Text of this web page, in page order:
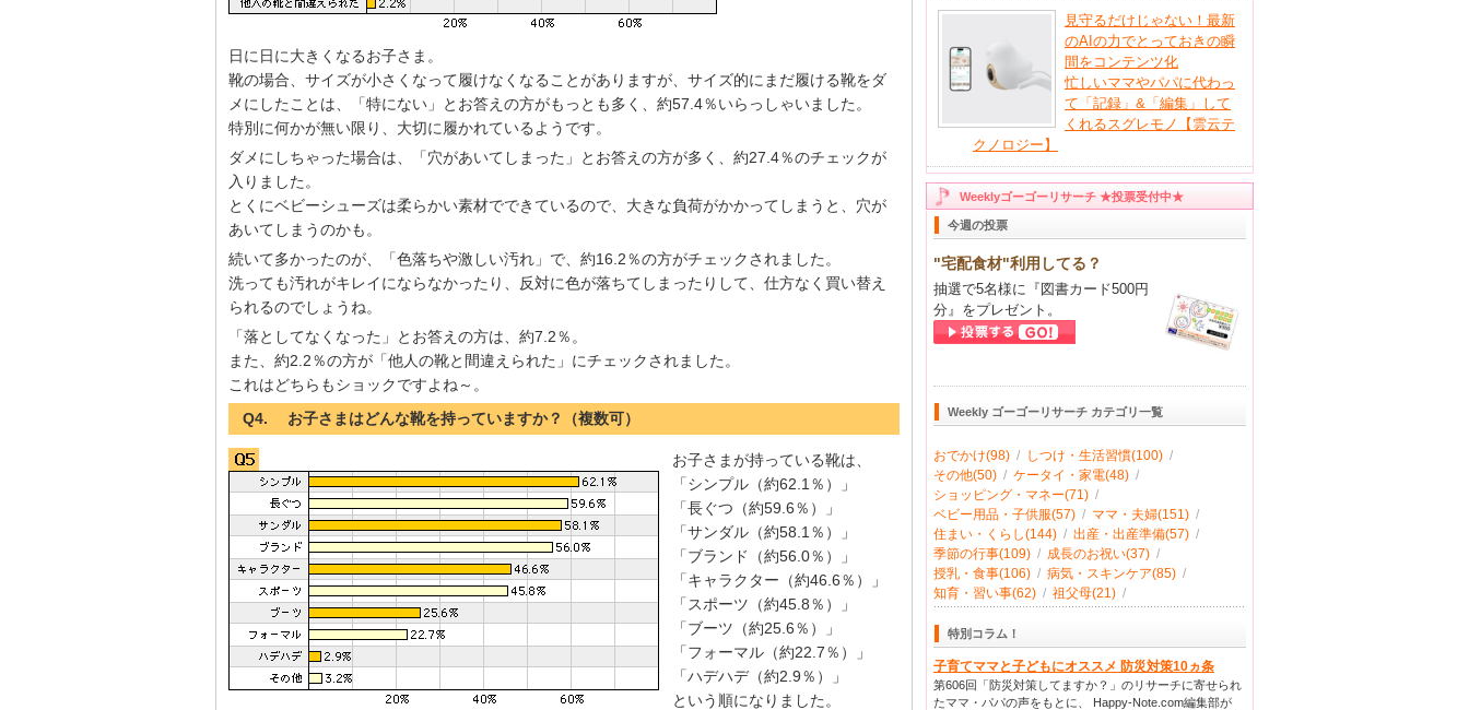
日に日に大きくなるお子さま。
靴の場合、サイズが小さくなって履けなくなることがありますが、サイズ的にまだ履ける靴をダ
メにしたことは、「特にない」とお答えの方がもっとも多く、約57.4％いらっしゃいました。
特別に何かが無い限り、大切に履かれているようです。
ダメにしちゃった場合は、「穴があいてしまった」とお答えの方が多く、約27.4％のチェックが
入りました。
とくにベビーシューズは柔らかい素材でできているので、大きな負荷がかかってしまうと、穴が
あいてしまうのかも。
続いて多かったのが、「色落ちや激しい汚れ」で、約16.2％の方がチェックされました。
洗っても汚れがキレイにならなかったり、反対に色が落ちてしまったりして、仕方なく買い替え
られるのでしょうね。
「落としてなくなった」とお答えの方は、約7.2％。
また、約2.2％の方が「他人の靴と間違えられた」にチェックされました。
これはどちらもショックですよね～。
Q4. お子さまはどんな靴を持っていますか？（複数可）
お子さまが持っている靴は、
「シンプル（約62.1％）」
「長ぐつ（約59.6％）」
「サンダル（約58.1％）」
「ブランド（約56.0％）」
「キャラクター（約46.6％）」
「スポーツ（約45.8％）」
「ブーツ（約25.6％）」
「フォーマル（約22.7％）」
「ハデハデ（約2.9％）」
という順になりました。
見守るだけじゃない！最新
のAIの力でとっておきの瞬
間をコンテンツ化
忙しいママやパパに代わっ
て「記録」&「編集」して
くれるスグレモノ【雲云テ
クノロジー】
Weeklyゴーゴーリサーチ ★投票受付中★
今週の投票
"宅配食材"利用してる？
抽選で5名様に『図書カード500円
分』をプレゼント。
Weekly ゴーゴーリサーチ カテゴリ一覧
おでかけ(98)/ しつけ・生活習慣(100)/
その他(50)/ ケータイ・家電(48)/
ショッピング・マネー(71)/
ベビー用品・子供服(57)/ ママ・夫婦(151)/
住まい・くらし(144)/ 出産・出産準備(57)/
季節の行事(109)/ 成長のお祝い(37)/
授乳・食事(106)/ 病気・スキンケア(85)/
知育・習い事(62)/ 祖父母(21)/
特別コラム！
子育てママと子どもにオススメ 防災対策10ヵ条
第606回「防災対策してますか？」のリサーチに寄せられ
たママ・パパの声をもとに、 Happy-Note.com編集部が